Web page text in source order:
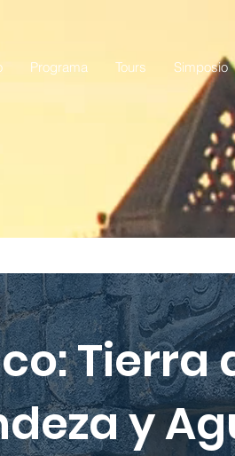
Programa Tours Simposio
Tierra
y